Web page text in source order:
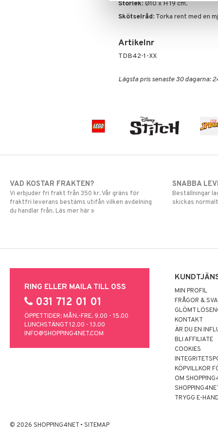
Storlek: Ø10 x H 19 cm.
Skötselråd: Torka rent med en
Artikelnr
TDB42-1-XX
Lägsta pris senaste 30 dagarna:
VAD KOSTAR FRAKTEN?
Vi erbjuder fri frakt från 350 kr. Vår gräns för
fraktfri leverans bestäms utifån vilken avdelning
du handlar från. Läs mer här »
SNABBA
Beställningar
skickas
RING ELLER MAILA TILL OSS
031 712 01 01
ÖPPETTIDER: MÅN.-FRE. 9.00 - 15.00
LUNCHSTÄNGT 12.00 - 13.00
INFO@SHOPPING4NET.COM
MIN PROFIL
FRÅGOR &
GLÖMT
KONTAKT
ÄR DU EN
BLI AFFILIATE
COOKIES
KÖPVILLKOR
OM
TRYGG E-
© 2026 SHOPPING4NET • SITEMAP